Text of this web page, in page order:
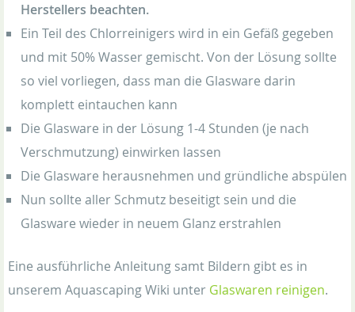
Herstellers beachten.
Ein Teil des Chlorreinigers wird in ein Gefäß gegeben
und mit 50% Wasser gemischt. Von der Lösung sollte
so viel vorliegen, dass man die Glasware darin
komplett eintauchen kann
Die Glasware in der Lösung 1-4 Stunden (je nach
Verschmutzung) einwirken lassen
Die Glasware herausnehmen und gründliche abspülen
Nun sollte aller Schmutz beseitigt sein und die
Glasware wieder in neuem Glanz erstrahlen
Eine ausführliche Anleitung samt Bildern gibt es in
unserem Aquascaping Wiki unter Glaswaren reinigen.